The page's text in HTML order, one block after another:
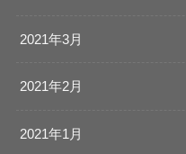
2021年3月
2021年2月
2021年1月